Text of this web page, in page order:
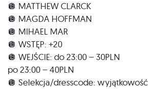
🪩 MATTHEW CLARCK
🪩 MAGDA HOFFMAN
🪩 MIHAEL MAR
🪩 WSTĘP: +20
🪩 WEJŚCIE: do 23:00 – 30PLN
po 23:00 – 40PLN
🪩 Selekcja/dresscode: wyjątkowość